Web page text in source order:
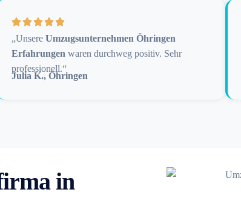
„Unsere Umzugsunternehmen Öhringen
Erfahrungen waren durchweg positiv. Sehr
professionell.“
Julia K., Öhringen
in